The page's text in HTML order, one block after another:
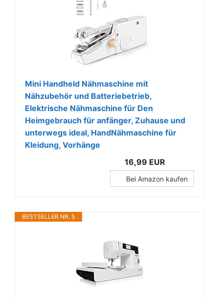
Mini Handheld Nähmaschine mit
Nähzubehör und Batteriebetrieb,
Elektrische Nähmaschine für Den
Heimgebrauch für anfänger, Zuhause und
unterwegs ideal, HandNähmaschine für
Kleidung, Vorhänge
16,99 EUR
Bei Amazon kaufen
BESTSELLER NR. 5